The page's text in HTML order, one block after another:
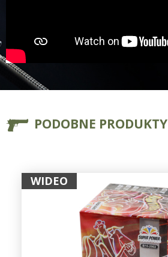
PODOBNE PRODUKTY
WIDEO